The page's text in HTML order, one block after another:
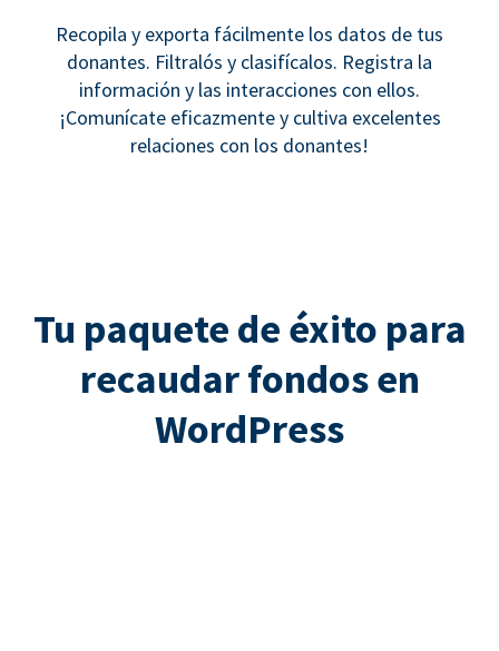
Recopila y exporta fácilmente los datos de tus
donantes. Filtralós y clasifícalos. Registra la
información y las interacciones con ellos.
¡Comunícate eficazmente y cultiva excelentes
relaciones con los donantes!
Tu paquete de éxito para
recaudar fondos en
WordPress